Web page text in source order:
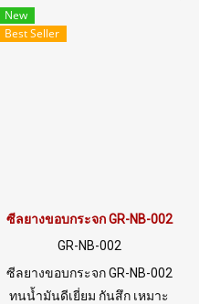
0982539956 LINE@ :
@ptiglobal
New
Best Seller
ซีลยางขอบกระจก GR-NB-002
GR-NB-002
ซีลยางขอบกระจก GR-NB-002
ทนน้ำมันดีเยี่ยม กันสึก เหมาะ